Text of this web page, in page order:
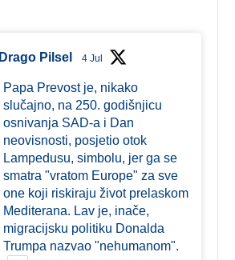
Drago Pilsel 4 Jul
Papa Prevost je, nikako
slučajno, na 250. godišnjicu
osnivanja SAD-a i Dan
neovisnosti, posjetio otok
Lampedusu, simbolu, jer ga se
smatra "vratom Europe" za sve
one koji riskiraju život prelaskom
Mediterana. Lav je, inače,
migracijsku politiku Donalda
Trumpa nazvao "nehumanom".